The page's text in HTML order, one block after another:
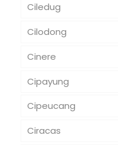
Ciledug
Cilodong
Cinere
Cipayung
Cipeucang
Ciracas